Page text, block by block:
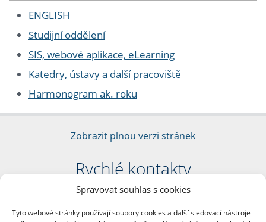
Spravovat souhlas s cookies
Tyto webové stránky používají soubory cookies a další sledovací nástroje
ENGLISH
Studijní oddělení
SIS, webové aplikace, eLearning
Katedry, ústavy a další pracoviště
Harmonogram ak. roku
Zobrazit plnou verzi stránek
Rychlé kontakty
Filozofická fakulta
nám. Jana Palacha 1/2